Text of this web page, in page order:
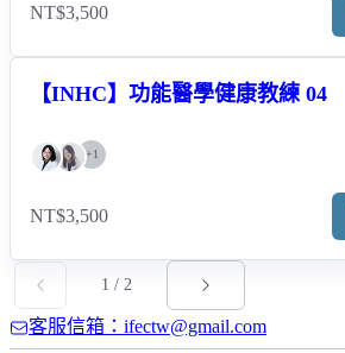
NT$3,500
【INHC】功能醫學健康教練 04
+1
NT$3,500
1 / 2
客服信箱：ifectw@gmail.com